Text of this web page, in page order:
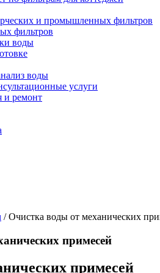
и промышленных фильтров
фильтров
воды
воды
услуги
и ремонт
/Очистка воды от механических
примесей
примесей